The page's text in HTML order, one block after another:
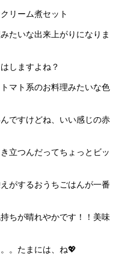
たいな出来上がりになりま
しますよね？
マト系のお料理みたいな色
ですけどね、いい感じの赤
立つんだってちょっとビッ
がするおうちごはんが一番
ちが晴れやかです！！美味
。たまには、ね💖